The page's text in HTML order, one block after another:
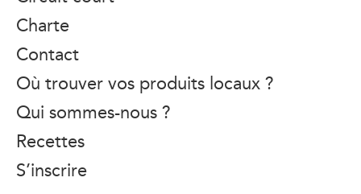
Charte
Contact
Où trouver vos produits locaux ?
Qui sommes-nous ?
Recettes
S’inscrire